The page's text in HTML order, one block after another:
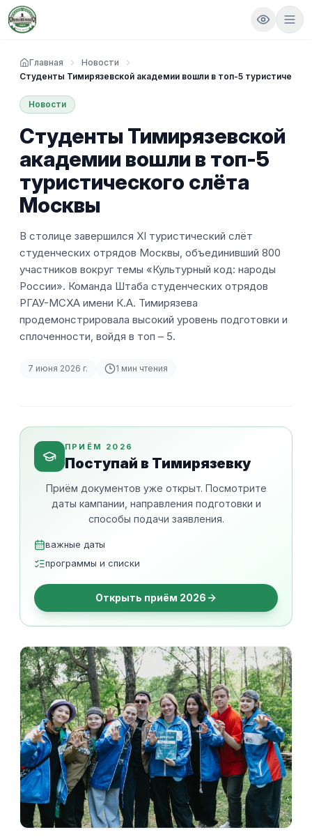
Главная
Новости
Студенты Тимирязевской академии вошли в топ-5
Новости
Студенты Тимирязевской
академии вошли в топ-5
туристического слёта
Москвы
В столице завершился XI туристический слёт
студенческих отрядов Москвы, объединивший 800
участников вокруг темы «Культурный код: народы
России». Команда Штаба студенческих отрядов
РГАУ-МСХА имени К.А. Тимирязева
продемонстрировала высокий уровень подготовки и
сплоченности, войдя в топ – 5.
7 июня 2026 г. 1 мин чтения
ПРИЁМ 2026
Поступай в Тимирязевку
Приём документов уже открыт. Посмотрите
даты кампании, направления подготовки и
способы подачи заявления.
важные даты
программы и списки
Открыть приём 2026